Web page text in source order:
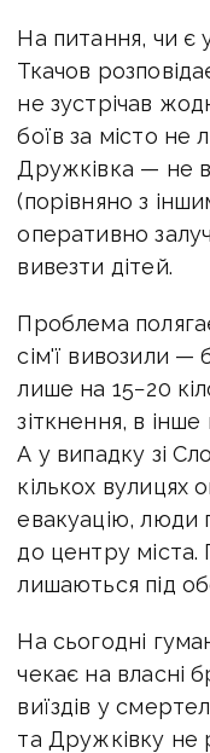
На питання, чи є
Ткачов
не зустрічав
боїв за місто не
Дружківка — не
(порівняно з
оперативно
вивезти дітей.
Проблема
сім'ї вивозили —
лише на 15−20
зіткнення, в
А у випадку зі
кількох вулицях
евакуацію, люди
до центру міста.
лишаються під
На сьогодні
чекає на власні
виїздів у
та Дружківку не